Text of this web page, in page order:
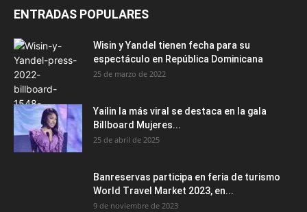
ENTRADAS POPULARES
Wisin y Yandel tienen fecha para su
espectáculo en República Dominicana
25 de marzo de 2022
Yailin la más viral se destaca en la gala
Billboard Mujeres...
25 de abril de 2025
Banreservas participa en feria de turismo
World Travel Market 2023, en...
9 de noviembre de 2023